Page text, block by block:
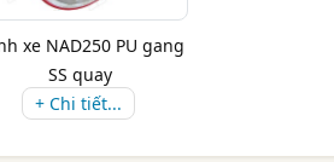
xe NAD250 PU gang
SS quay
+ Chi tiết...